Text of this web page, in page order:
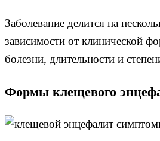
Заболевание делится на
зависимости от клинической
болезни, длительности и
Формы клещевого